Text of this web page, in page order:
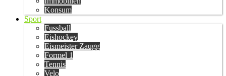
Konsum
Sport
Fussball
Eishockey
Eismeister Zaugg
Formel 1
Tennis
Velo